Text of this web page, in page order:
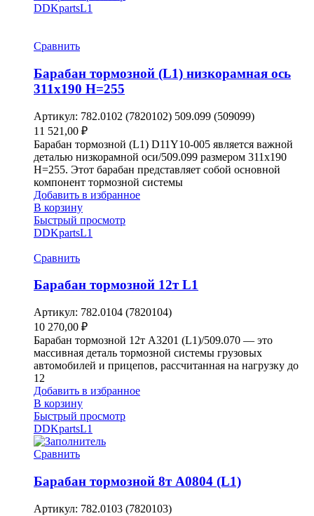
DDKpartsL1
Сравнить
Барабан тормозной (L1) низкорамная ось
311х190 H=255
Артикул: 782.0102 (7820102) 509.099 (509099)
11 521,00 ₽
Барабан тормозной (L1) D11Y10-005 является важной
деталью низкорамной оси/509.099 размером 311х190
H=255. Этот барабан представляет собой основной
компонент тормозной системы
Добавить в избранное
В корзину
Быстрый просмотр
DDKpartsL1
Сравнить
Барабан тормозной 12т L1
Артикул: 782.0104 (7820104)
10 270,00 ₽
Барабан тормозной 12т A3201 (L1)/509.070 — это
массивная деталь тормозной системы грузовых
автомобилей и прицепов, рассчитанная на нагрузку до
12
Добавить в избранное
В корзину
Быстрый просмотр
DDKpartsL1
Сравнить
Барабан тормозной 8т A0804 (L1)
Артикул: 782.0103 (7820103)